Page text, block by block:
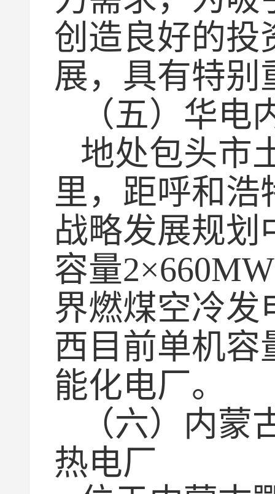
创造良好的投
展，具有特别
（五）华
地处包头市
里，距呼和浩
战略发展规划
容量
界燃煤空冷发
西目前单机容
能化电厂。
（六）内
热电厂